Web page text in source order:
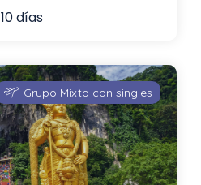
10 días
Grupo Mixto con singles